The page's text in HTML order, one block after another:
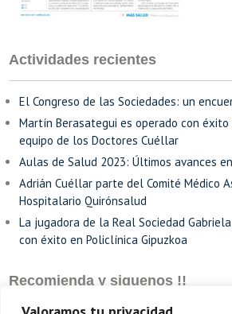
Actividades recientes
El Congreso de las Sociedades: un
Martín Berasategui es operado con
equipo de los Doctores Cuéllar
Aulas de Salud 2023: Últimos avances
Adrián Cuéllar parte del Comité Médico
Hospitalario Quirónsalud
La jugadora de la Real Sociedad
con éxito en Policlínica Gipuzkoa
Recomienda y siguenos !!